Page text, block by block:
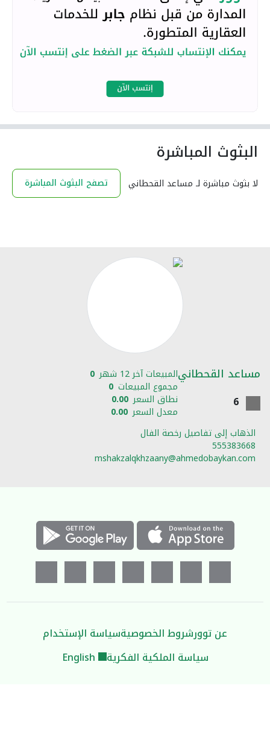
البثوث المباشرة
لا بثوث مباشرة لـ مساعد القحطاني تصفح البثوث المباشرة
مساعد القحطاني
6
المبيعات آخر 12 شهر 0
مجموع المبيعات 0
نطاق السعر 0.00
معدل السعر 0.00
الذهاب إلى تفاصيل رخصة الفال
555383668
mshakzalqkhzaany@ahmedobaykan.com
عن توورشروط الخصوصيةسياسة الإستخدام
سياسة الملكية الفكرية
English